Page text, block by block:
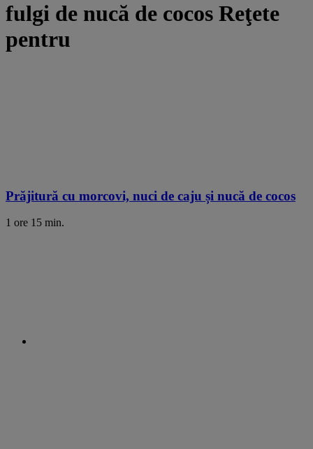
fulgi de nucă de cocos Reţete
pentru
Prăjitură cu morcovi, nuci de caju și nucă de cocos
1 ore 15 min.